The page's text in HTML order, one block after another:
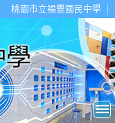
桃園市立福豐國民中學